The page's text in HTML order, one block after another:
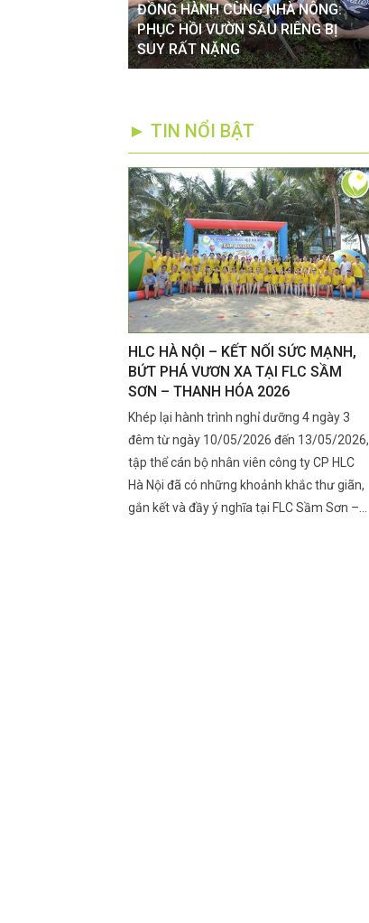
ĐỒNG HÀNH CÙNG NHÀ NÔNG:
PHỤC HỒI VƯỜN SẦU RIÊNG BỊ
SUY RẤT NẶNG
► TIN NỔI BẬT
HLC HÀ NỘI – KẾT NỐI SỨC MẠNH,
BỨT PHÁ VƯƠN XA TẠI FLC SẦM
SƠN – THANH HÓA 2026
Khép lại hành trình nghỉ dưỡng 4 ngày 3
đêm từ ngày 10/05/2026 đến 13/05/2026,
tập thể cán bộ nhân viên công ty CP HLC
Hà Nội đã có những khoảnh khắc thư giãn,
gắn kết và đầy ý nghĩa tại FLC Sầm Sơn –